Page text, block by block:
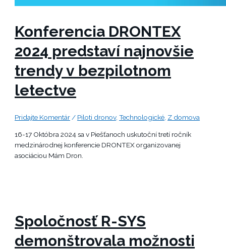
Konferencia DRONTEX
2024 predstaví najnovšie
trendy v bezpilotnom
letectve
Pridajte Komentár / Piloti dronov,Technologické Z domova
16-17 Októbra 2024 sa v Piešťanoch uskutoční tretí ročník
medzinárodnej konferencie DRONTEX organizovanej
asociáciou Mám Dron.
Spoločnosť R-SYS
demonštrovala možnosti